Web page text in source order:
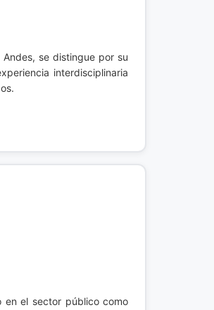
se distingue por su
interdisciplinaria
en el sector público como